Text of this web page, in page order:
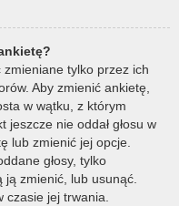
tylko przez ich
Aby zmienić ankietę,
w wątku, z którym
nie oddał głosu w
lub zmienić jej opcje.
głosy, tylko
zmienić, lub usunąć.
jej trwania.